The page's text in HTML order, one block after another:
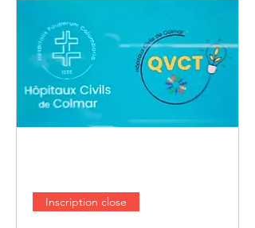
Inscription close